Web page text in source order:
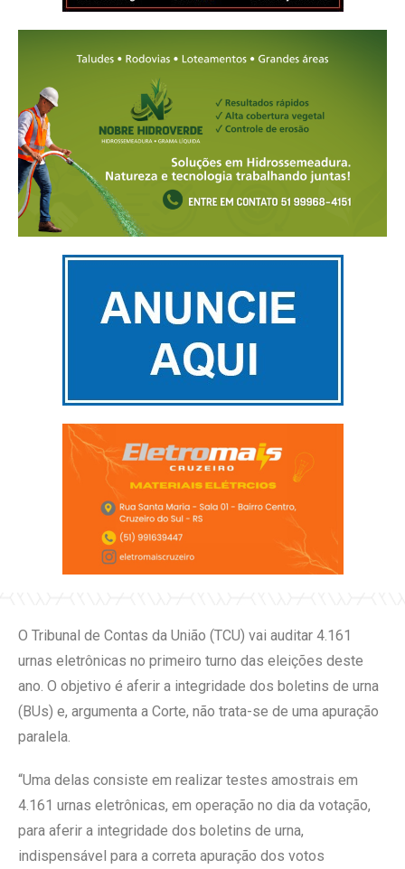
O Tribunal de Contas da União (TCU) vai auditar 4.161
urnas eletrônicas no primeiro turno das eleições deste
ano. O objetivo é aferir a integridade dos boletins de urna
(BUs) e, argumenta a Corte, não trata-se de uma apuração
paralela.
“Uma delas consiste em realizar testes amostrais em
4.161 urnas eletrônicas, em operação no dia da votação,
para aferir a integridade dos boletins de urna,
indispensável para a correta apuração dos votos